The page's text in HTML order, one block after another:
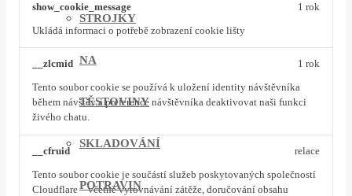
show_cookie_message
Ukládá informaci o potřebě zobrazení cookie lišty
1 rok
__zlcmid
Tento soubor cookie se používá k uložení identity návštěvníka
během návštěv a preference návštěvníka deaktivovat naši funkci
živého chatu.
1 rok
__cfruid
Tento soubor cookie je součástí služeb poskytovaných společností
Cloudflare – včetně vyrovnávání zátěže, doručování obsahu
relace
STROJKY
NA
TĚSTOVINY
SKLADOVÁNÍ
POTRAVIN